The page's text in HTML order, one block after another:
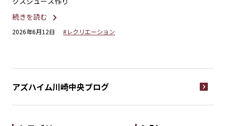
アズハイム川崎中央ブログ